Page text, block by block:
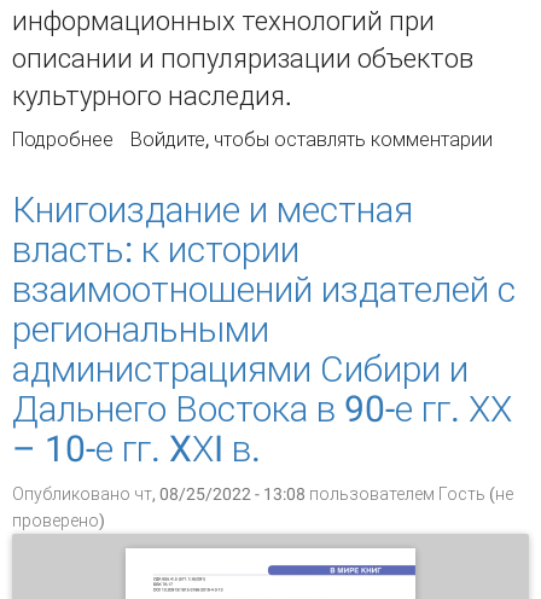
информационных технологий при
описании и популяризации объектов
культурного наследия.
Подробнее о КРАЕВЕДЧЕСКАЯ ПОЛНОТЕКСТОВАЯ БАЗА
Войдите, чтобы оставлять комментарии
Книгоиздание и местная
власть: к истории
взаимоотношений издателей с
региональными
администрациями Сибири и
Дальнего Востока в 90-е гг. ХХ
– 10-е гг. XХI в.
Опубликовано чт, 08/25/2022 - 13:08 пользователем Гость (не
проверено)